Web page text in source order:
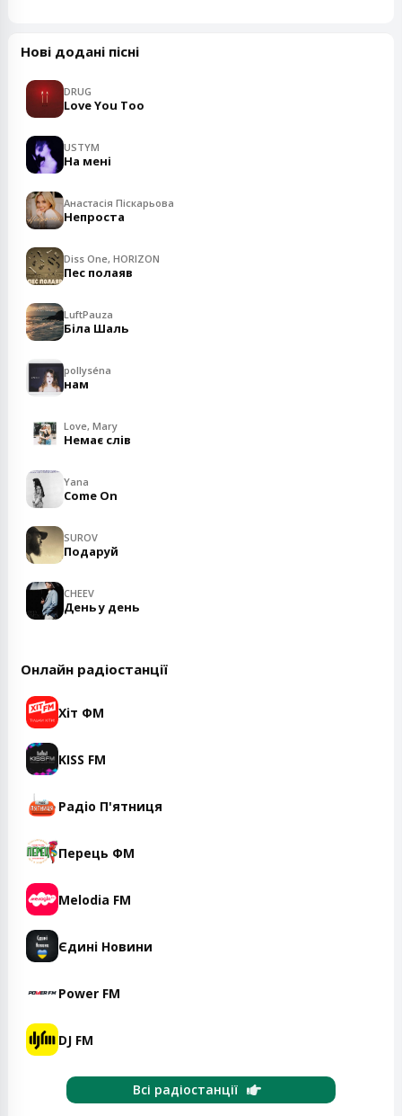
Нові додані пісні
DRUG
Love You Too
USTYM
На мені
Анастасія Піскарьова
Непроста
Diss One, HORIZON
Пес полаяв
LuftPauza
Біла Шаль
pollyséna
нам
Love, Mary
Немає слів
Yana
Come On
SUROV
Подаруй
CHEEV
День у день
Онлайн радіостанції
Хіт ФМ
KISS FM
Радіо П'ятниця
Перець ФМ
Melodia FM
Єдині Новини
Power FM
DJ FM
Всі радіостанції